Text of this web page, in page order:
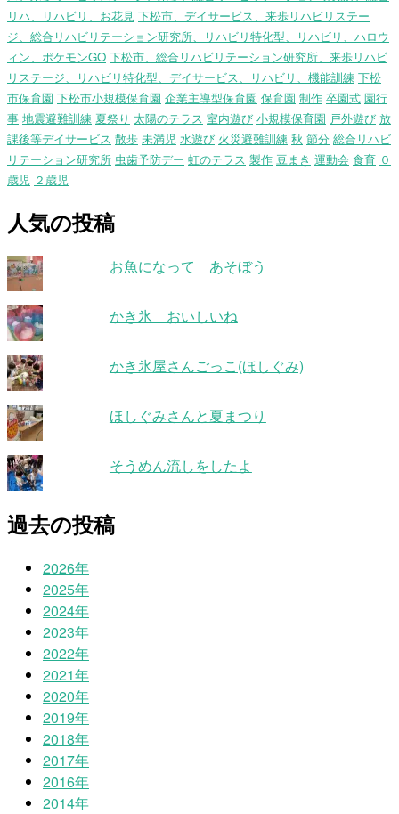
リハ、リハビリ、お花見 下松市、デイサービス、来歩リハビリステー
ジ、総合リハビリテーション研究所、リハビリ特化型、リハビリ、ハロウ
ィン、ポケモンGO 下松市、総合リハビリテーション研究所、来歩リハビ
リステージ、リハビリ特化型、デイサービス、リハビリ、機能訓練 下松
市保育園 下松市小規模保育園 企業主導型保育園 保育園 制作 卒園式 園行
事 地震避難訓練 夏祭り 太陽のテラス 室内遊び 小規模保育園 戸外遊び 放
課後等デイサービス 散歩 未満児 水遊び 火災避難訓練 秋 節分 総合リハビ
リテーション研究所 虫歯予防デー 虹のテラス 製作 豆まき 運動会 食育 ０
歳児 ２歳児
人気の投稿
お魚になって あそぼう
かき氷 おいしいね
かき氷屋さんごっこ(ほしぐみ)
ほしぐみさんと夏まつり
そうめん流しをしたよ
過去の投稿
2026年
2025年
2024年
2023年
2022年
2021年
2020年
2019年
2018年
2017年
2016年
2014年